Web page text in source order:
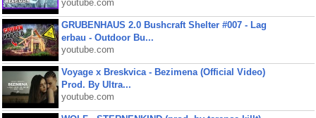
youtube.com
GRUBENHAUS 2.0 Bushcraft Shelter #007 - Lag
erbau - Outdoor Bu...
youtube.com
Voyage x Breskvica - Bezimena (Official Video)
Prod. By Ultra...
youtube.com